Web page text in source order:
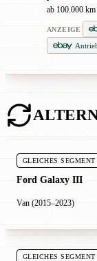
ab 100.000 km
ANZEIGE
GLEICHES SEGMENT
Ford Galaxy III
Van (2015–2023)
GLEICHES SEGMENT